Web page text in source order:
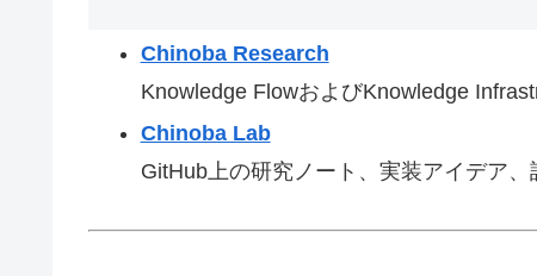
Chinoba Research
Knowledge FlowおよびKnowledge
Chinoba Lab
GitHub上の研究ノート、実装アイデア、